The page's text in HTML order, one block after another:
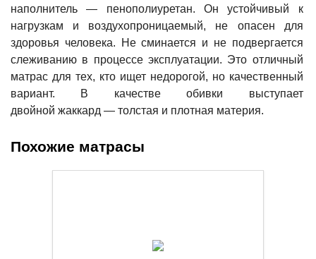
наполнитель — пенополиуретан. Он устойчивый к
нагрузкам и воздухопроницаемый, не опасен для
здоровья человека. Не сминается и не подвергается
слеживанию в процессе эксплуатации. Это отличный
матрас для тех, кто ищет недорогой, но качественный
вариант. В качестве обивки выступает
двойной жаккард — толстая и плотная материя.
Похожие матрасы